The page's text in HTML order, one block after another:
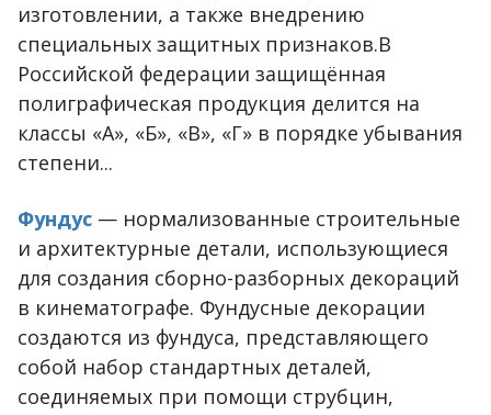
изготовлении, а также внедрению
специальных защитных признаков.В
Российской федерации защищённая
полиграфическая продукция делится на
классы «А», «Б», «В», «Г» в порядке убывания
степени...
Фундус — нормализованные строительные
и архитектурные детали, использующиеся
для создания сборно-разборных декораций
в кинематографе. Фундусные декорации
создаются из фундуса, представляющего
собой набор стандартных деталей,
соединяемых при помощи струбцин,